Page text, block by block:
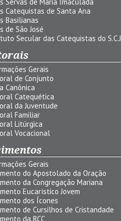
Catequistas de Santa Ana
Basilianas
de São José
Secular das Catequistas do S.C.J
Gerais
de Conjunto
Canônica
Catequética
da Juventude
Familiar
Litúrgica
Vocacional
Gerais
do Apostolado da Oração
da Congregação Mariana
Eucarístico Jovem
dos Ícones
de Cursilhos de Cristandade
da RCC